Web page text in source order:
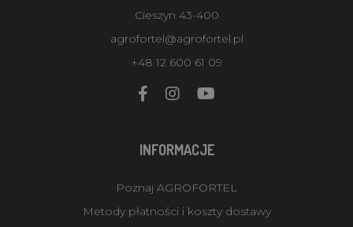
Cieszyn 43-400
agrofortel@agrofortel.pl
+48 12 600 61 09
INFORMACJE
Poznaj AGROFORTEL
Metody płatności i koszty dostawy